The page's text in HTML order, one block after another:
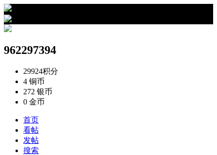
962297394
29924积分
4 铜币
272 银币
0 金币
首页
看帖
发帖
搜索